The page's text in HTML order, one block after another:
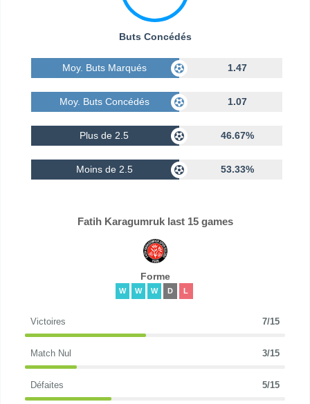
Buts Concédés
Moy. Buts Marqués 1.47
Moy. Buts Concédés 1.07
Plus de 2.5 46.67%
Moins de 2.5 53.33%
Fatih Karagumruk last 15 games
Forme
W W W D L
Victoires 7/15
Match Nul 3/15
Défaites 5/15